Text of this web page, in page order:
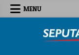
Skip to content
MENU